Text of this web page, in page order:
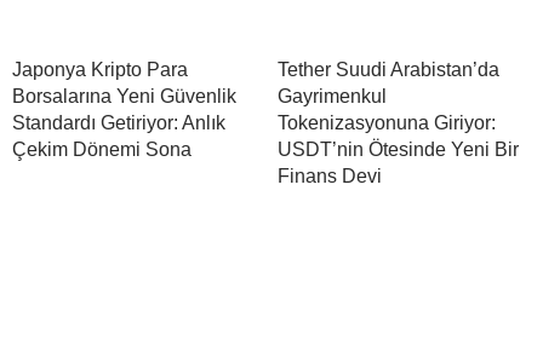
Japonya Kripto Para
Borsalarına Yeni Güvenlik
Standardı Getiriyor: Anlık
Çekim Dönemi Sona
Tether Suudi Arabistan’da
Gayrimenkul
Tokenizasyonuna Giriyor:
USDT’nin Ötesinde Yeni Bir
Finans Devi